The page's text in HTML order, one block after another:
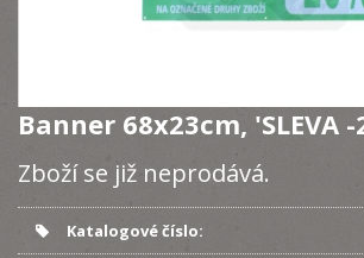
Banner 68x23cm, 'SLEVA
Zboží se již neprodává.
Katalogové číslo: